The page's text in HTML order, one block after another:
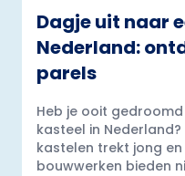
Dagje uit naar
Nederland:
parels
Heb je ooit
kasteel in
kastelen trekt jong
bouwwerken bieden